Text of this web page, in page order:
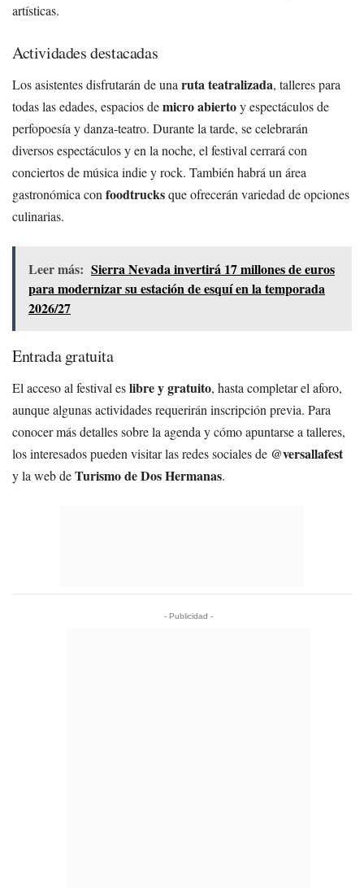
artísticas.
Actividades destacadas
Los asistentes disfrutarán de una ruta teatralizada, talleres para
todas las edades, espacios demicro abiertoy espectáculos de
perfopoesía y danza-teatro. Durante la tarde, se celebrarán
diversos espectáculos y en la noche, el festival cerrará con
conciertos de música indie y rock. También habrá un área
gastronómica con foodtrucksque ofrecerán variedad de opciones
culinarias.
Leer más: Sierra Nevada invertirá 17 millones de euros
para modernizar su estación de esquí en la temporada
2026/27
Entrada gratuita
El acceso al festival eslibre y gratuito, hasta completar el aforo,
aunque algunas actividades requerirán inscripción previa. Para
conocer más detalles sobre la agenda y cómo apuntarse a talleres,
los interesados pueden visitar las redes sociales de @versallafest
y la web deTurismo de Dos Hermanas.
- Publicidad -